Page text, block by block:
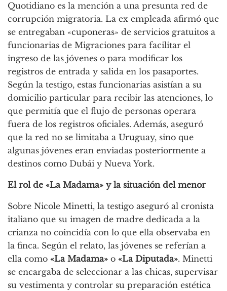
Quotidiano es la mención a una presunta red de
corrupción migratoria. La ex empleada afirmó que
se entregaban «cuponeras» de servicios gratuitos a
funcionarias de Migraciones para facilitar el
ingreso de las jóvenes o para modificar los
registros de entrada y salida en los pasaportes.
Según la testigo, estas funcionarias asistían a su
domicilio particular para recibir las atenciones, lo
que permitía que el flujo de personas operara
fuera de los registros oficiales. Además, aseguró
que la red no se limitaba a Uruguay, sino que
algunas jóvenes eran enviadas posteriormente a
destinos como Dubái y Nueva York.
El rol de «La Madama» y la situación del menor
Sobre Nicole Minetti, la testigo aseguró al cronista
italiano que su imagen de madre dedicada a la
crianza no coincidía con lo que ella observaba en
la finca. Según el relato, las jóvenes se referían a
ella como «La Madama» o «La Diputada». Minetti
se encargaba de seleccionar a las chicas, supervisar
su vestimenta y controlar su preparación estética